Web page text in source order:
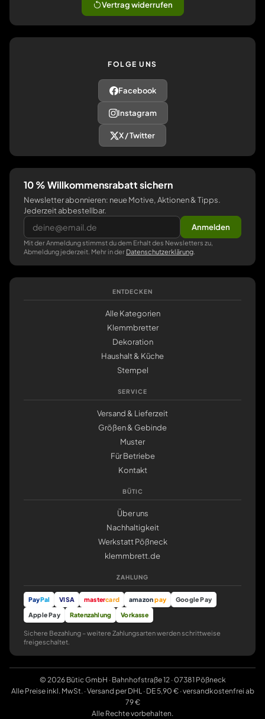
Vertrag widerrufen
FOLGE UNS
Facebook
Instagram
X / Twitter
10 % Willkommensrabatt sichern
Newsletter abonnieren: neue Motive, Aktionen & Tipps.
Jederzeit abbestellbar.
Anmelden
Mit der Anmeldung stimmst du dem Erhalt des Newsletters zu,
Abmeldung jederzeit. Mehr in der Datenschutzerklärung
ENTDECKEN
Alle Kategorien
Klemmbretter
Dekoration
Haushalt & Küche
Stempel
SERVICE
Versand & Lieferzeit
Größen & Gebinde
Muster
Für Betriebe
Kontakt
BÜTIC
Über uns
Nachhaltigkeit
Werkstatt Pößneck
klemmbrett.de
ZAHLUNG
PayPal VISA mastercard amazonpay
Google Pay
Apple Pay
Ratenzahlung Vorkasse
Sichere Bezahlung – weitere Zahlungsarten werden schrittweise
freigeschaltet.
© 2026 Bütic GmbH · Bahnhofstraße 12 · 07381 Pößneck
Alle Preise inkl. MwSt. · Versand per DHL · DE 5,90 € · versandkostenfrei ab
79 €
Alle Rechte vorbehalten.